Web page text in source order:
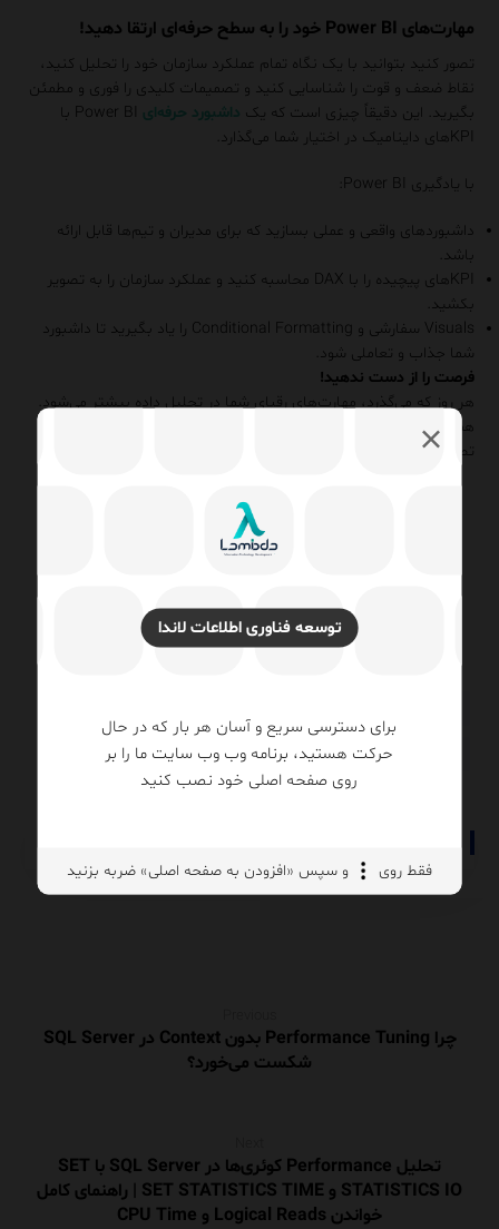
توسعه فناوری اطلاعات لاندا
برای دسترسی سریع و آسان هر بار که در حال
حرکت هستید، برنامه وب وب سایت ما را بر
روی صفحه اصلی خود نصب کنید
فقط روی و سپس «افزودن به صفحه اصلی» ضربه بزنید
مهارت‌های Power BI خود را به سطح حرفه‌ای ارتقا دهید!
تصور کنید بتوانید با یک نگاه تمام عملکرد سازمان خود را تحلیل کنید،
نقاط ضعف و قوت را شناسایی کنید و تصمیمات کلیدی را فوری و مطمئن
بگیرید. این دقیقاً چیزی است که یک داشبورد حرفه‌ای
Power BI با
KPIهای داینامیک در اختیار شما می‌گذارد.
با یادگیری Power BI:
داشبوردهای واقعی و عملی بسازید که برای مدیران و تیم‌ها قابل ارائه
باشد.
KPIهای پیچیده را با DAX محاسبه کنید و عملکرد سازمان را به تصویر
بکشید.
Visuals سفارشی و Conditional Formatting را یاد بگیرید تا داشبورد
شما جذاب و تعاملی شود.
فرصت را از دست ندهید!
هر روز که می‌گذرد، مهارت‌های رقبای شما در تحلیل داده بیشتر می‌شود.
همین امروز با کارشناسان
تصمیمات هوشمند و عملیاتی تبدیل کنید.
هوش تجاری (BI) هوش تجاری Power BI
چرا Performance Tuning بدون Context در SQL Server
شکست می‌خورد؟
تحلیل Performance کوئری‌ها در SQL Server با SET
STATISTICS IO و SET STATISTICS TIME | راهنمای کامل
خواندن Logical Reads و CPU Time